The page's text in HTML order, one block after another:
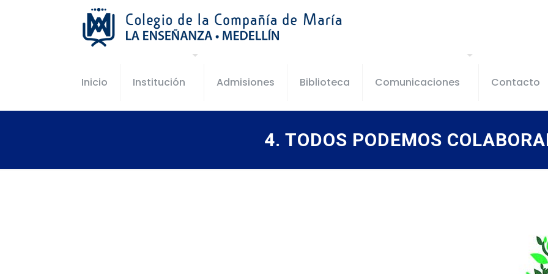
Inicio Institución Admisiones Biblioteca Comunicaciones Contacto
4. TODOS PODEMOS